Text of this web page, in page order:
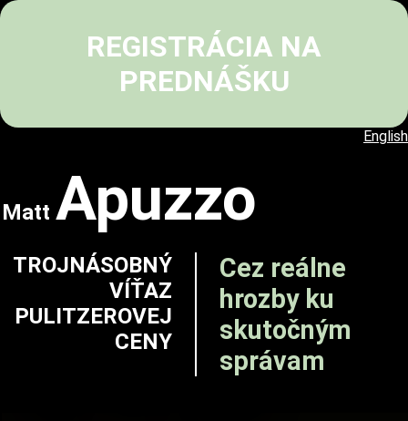
English
MattApuzzo
TROJNÁSOBNÝ
VÍŤAZ
PULITZEROVEJ
CENY
Cez reálne
hrozby ku
skutočným
správam
REGISTRÁCIA NA
PREDNÁŠKU